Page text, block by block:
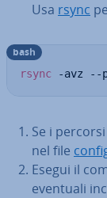
Usa rsync
rsync -avz --
bash
Se i
nel file
Esegui il
eventuali